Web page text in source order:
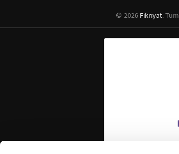
2026 Fikriyat.